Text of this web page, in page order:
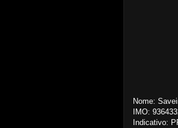
Nome:
IMO:
Indicativo: